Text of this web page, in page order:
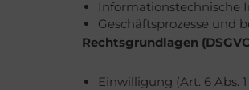
Informationstechnische
Geschäftsprozesse und
Rechtsgrundlagen
Einwilligung (Art. 6 Abs. 1